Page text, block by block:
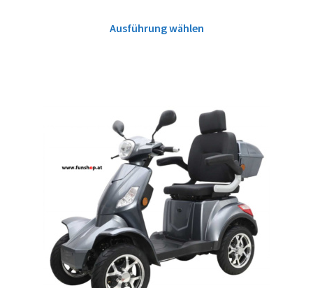
Ausführung wählen